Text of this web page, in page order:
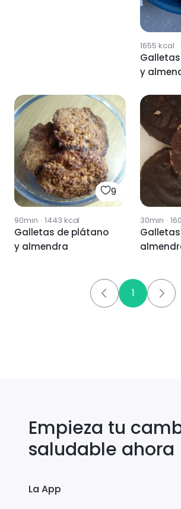
1655 kcal
y
9
90min · 1443 kcal
Galletas de plátano
y almendra
30min ·
1
Empieza tu
saludable ahora
La App